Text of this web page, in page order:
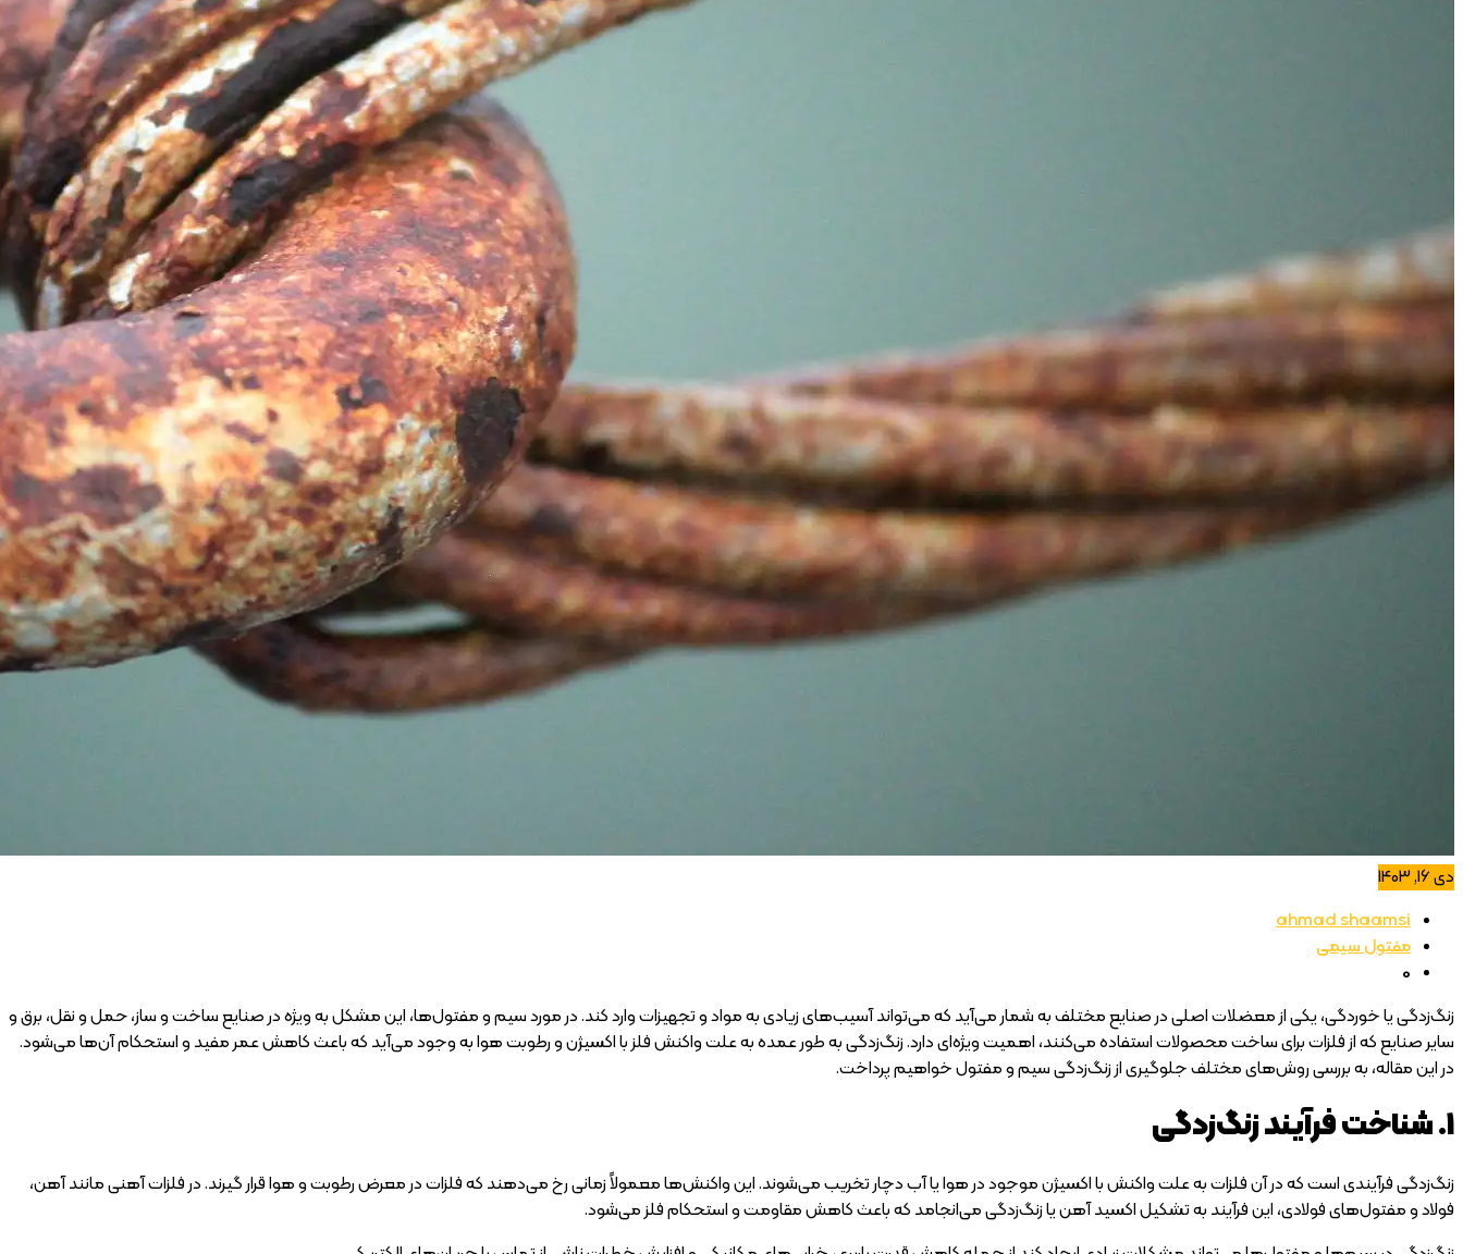
دی 16, 1403
ahmad shaamsi
مفتول سیمی
0
زنگ‌زدگی یا خوردگی، یکی از معضلات اصلی در صنایع مختلف به شمار می‌آید که می‌تواند آسیب‌های زیادی به مواد و تجهیزات وارد کند. در مورد سیم و مفتول‌ها، این مشکل به ویژه در صنایع ساخت و ساز، حمل و نقل، برق و
سایر صنایع که از فلزات برای ساخت محصولات استفاده می‌کنند، اهمیت ویژه‌ای دارد. زنگ‌زدگی به طور عمده به علت واکنش فلز با اکسیژن و رطوبت هوا به وجود می‌آید که باعث کاهش عمر مفید و استحکام آن‌ها می‌شود.
در این مقاله، به بررسی روش‌های مختلف جلوگیری از زنگ‌زدگی سیم و مفتول خواهیم پرداخت.
1. شناخت فرآیند زنگ‌زدگی
زنگ‌زدگی فرآیندی است که در آن فلزات به علت واکنش با اکسیژن موجود در هوا یا آب دچار تخریب می‌شوند. این واکنش‌ها معمولاً زمانی رخ می‌دهند که فلزات در معرض رطوبت و هوا قرار گیرند. در فلزات آهنی مانند آهن،
فولاد و مفتول‌های فولادی، این فرآیند به تشکیل اکسید آهن یا زنگ‌زدگی می‌انجامد که باعث کاهش مقاومت و استحکام فلز می‌شود.